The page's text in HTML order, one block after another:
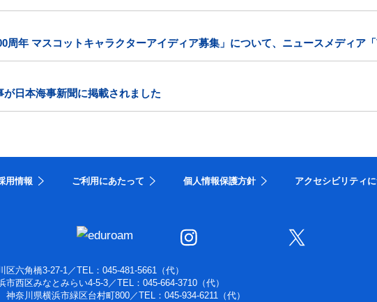
周年 マスコットキャラクターアイディア募集」について、ニュースメディア
日本海事新聞に掲載されました
用情報 ご利用にあたって 個人情報保護方針
アクセシビリティ
六角橋3-27-1 ／TEL：045-481-5661（代）
西区みなとみらい4-5-3 ／TEL：045-664-3710（代）
奈川県横浜市緑区台村町800 ／TEL：045-934-6211（代）